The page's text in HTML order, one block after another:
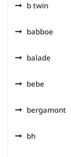
b twin
babboe
balade
bebe
bergamont
bh